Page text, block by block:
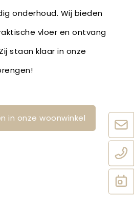
onderhoud. Wij bieden
vloer en ontvang
staan klaar in onze
in onze woonwinkel